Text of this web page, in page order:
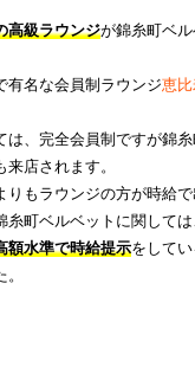
高級ラウンジが錦糸町ベ
有名な会員制ラウンジ恵
は、完全会員制ですが錦
店されます。
りもラウンジの方が時給
糸町ベルベットに関して
額水準で時給提示をして